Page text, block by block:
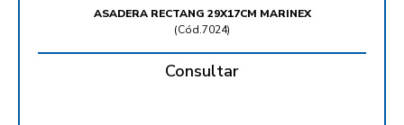
ASADERA RECTANG 29X17CM MARINEX
(Cód.7024)
Consultar